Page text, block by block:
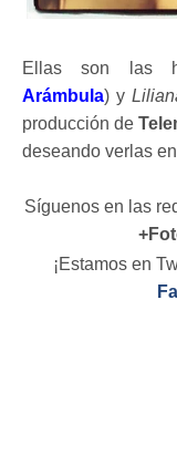
Ellas son las
Arámbula) y
producción de
deseando verlas
Síguenos en las
¡Estamos en